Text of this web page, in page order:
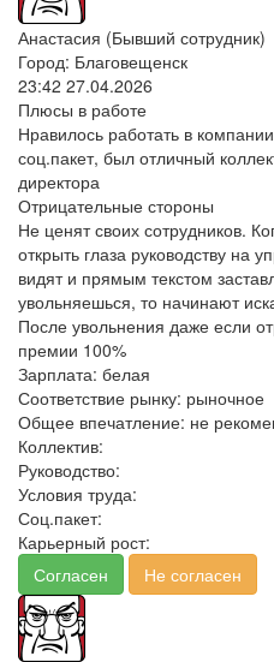
Анастасия (Бывший сотрудник)
Город: Благовещенск
23:42 27.04.2026
Плюсы в работе
Нравилось работать в
соц.пакет, был отличный
директора
Отрицательные стороны
Не ценят своих сотрудников.
открыть глаза руководству на
видят и прямым текстом
увольняешься, то начинают
После увольнения даже если
премии 100%
Зарплата: белая
Соответствие рынку: рыночное
Общее впечатление: не
Коллектив:
Руководство:
Условия труда:
Соц.пакет:
Карьерный рост:
Согласен
Не согласен